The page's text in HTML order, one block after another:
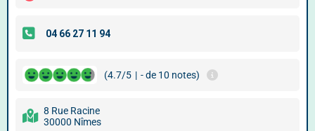
(4.7/5 | - de 10 notes)
8 Rue Racine
30000 Nîmes